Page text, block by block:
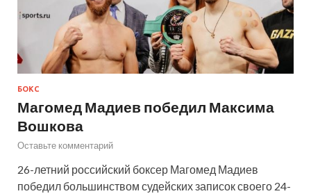
БОКС
Магомед Мадиев победил Максима
Вошкова
Оставьте комментарий
26-летний российский боксер Магомед Мадиев
победил большинством судейских записок своего 24-